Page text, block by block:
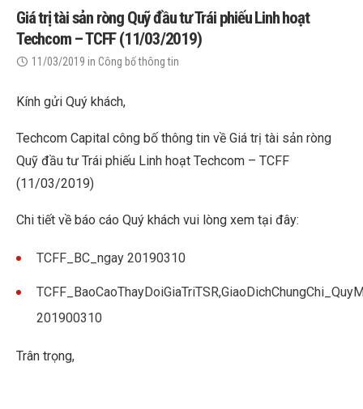
Giá trị tài sản ròng Quỹ đầu tư Trái phiếu Linh hoạt
Techcom – TCFF (11/03/2019)
11/03/2019 in Công bố thông tin
Kính gửi Quý khách,
Techcom Capital công bố thông tin về Giá trị tài sản ròng
Quỹ đầu tư Trái phiếu Linh hoạt Techcom – TCFF
(11/03/2019)
Chi tiết về báo cáo Quý khách vui lòng xem tại đây:
TCFF_BC_ngay 20190310
201900310
Trân trọng,